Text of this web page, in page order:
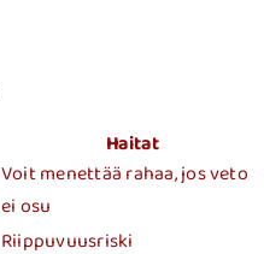
Haitat
Voit menettää rahaa, jos veto
ei osu
Riippuvuusriski